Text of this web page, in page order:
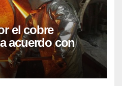
el cobre
acuerdo con
proyecto